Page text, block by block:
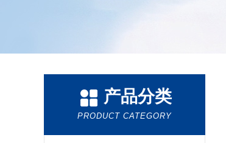
产品分类
PRODUCT CATEGORY